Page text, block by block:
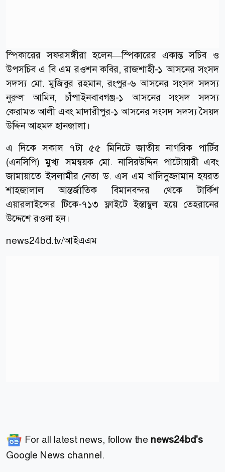
স্পিকারের সফরসঙ্গীরা হলেন—স্পিকারের একান্ত সচিব ও
উপসচিব এ বি এম রওশন কবির, রাজশাহী-১ আসনের সংসদ
সদস্য মো. মুজিবুর রহমান, রংপুর-৬ আসনের সংসদ সদস্য
নুরুল আমিন, চাঁপাইনবাবগঞ্জ-১ আসনের সংসদ সদস্য
কেরামত আলী এবং মাদারীপুর-১ আসনের সংসদ সদস্য সৈয়দ
উদ্দিন আহমদ হানজালা।
এ দিকে সকাল ৭টা ৫৫ মিনিটে জাতীয় নাগরিক পার্টির
(এনসিপি) মুখ্য সমন্বয়ক মো. নাসিরউদ্দিন পাটোয়ারী এবং
জামায়াতে ইসলামীর নেতা ড. এস এম খালিদুজ্জামান হযরত
শাহজালাল আন্তর্জাতিক বিমানবন্দর থেকে টার্কিশ
এয়ারলাইন্সের টিকে-৭১৩ ফ্লাইটে ইস্তাম্বুল হয়ে তেহরানের
উদ্দেশে রওনা হন।
news24bd.tv/আইএএম
For all latest news, follow the news24bd's
Google News channel.